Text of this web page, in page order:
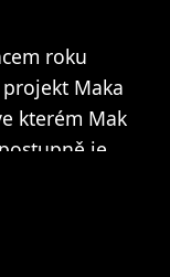
roku
Maka
kterém Mak
je